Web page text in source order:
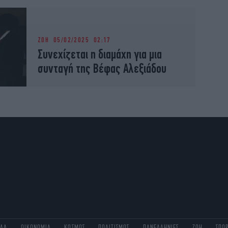
ΖΩΗ 05/02/2025 02:17
Συνεχίζεται η διαμάχη για μια
συνταγή της Βέφας Αλεξιάδου